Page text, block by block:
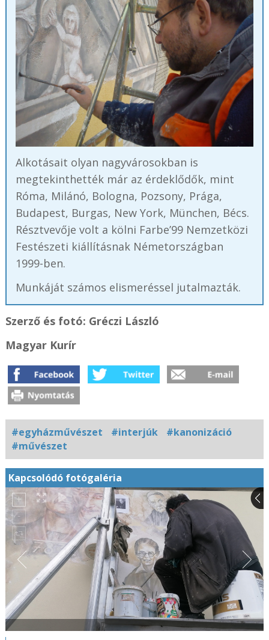
Alkotásait olyan nagyvárosokban is
megtekinthették már az érdeklődők, mint
Róma, Milánó, Bologna, Pozsony, Prága,
Budapest, Burgas, New York, München, Bécs.
Résztvevője volt a kölni Farbe’99 Nemzetközi
Festészeti kiállításnak Németországban
1999-ben.
Munkáját számos elismeréssel jutalmazták.
Szerző és fotó: Gréczi László
Magyar Kurír
#egyházművészet #interjúk
#kanonizáció
#művészet
Kapcsolódó fotógaléria